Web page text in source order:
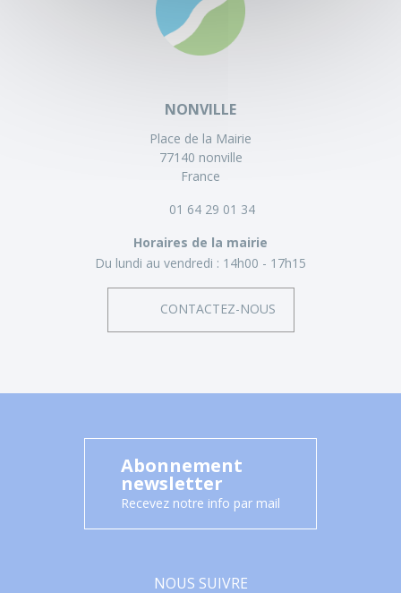
NONVILLE
Place de la Mairie
77140 nonville
France
01 64 29 01 34
Horaires de la mairie
Du lundi au vendredi : 14h00 - 17h15
CONTACTEZ-NOUS
Abonnement
newsletter
Recevez notre info par mail
NOUS SUIVRE